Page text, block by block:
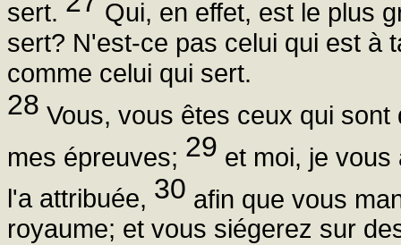
sert.
Qui, en effet, est le plus
sert? N'est-ce pas celui qui est à
comme celui qui sert.
28 Vous, vous êtes ceux qui
mes épreuves; 29 et moi, je
l'a attribuée, 30 afin que vous
royaume; et vous siégerez sur